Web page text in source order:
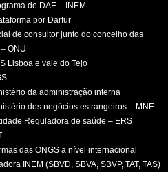
de DAE – INEM
por Darfur
de consultor junto do concelho das
ONU
Lisboa e vale do Tejo
da administração interna
dos negócios estrangeiros – MNE
Reguladora de saúde – ERS
das ONGS a nível internacional
INEM (SBVD, SBVA, SBVP, TAT, TAS)